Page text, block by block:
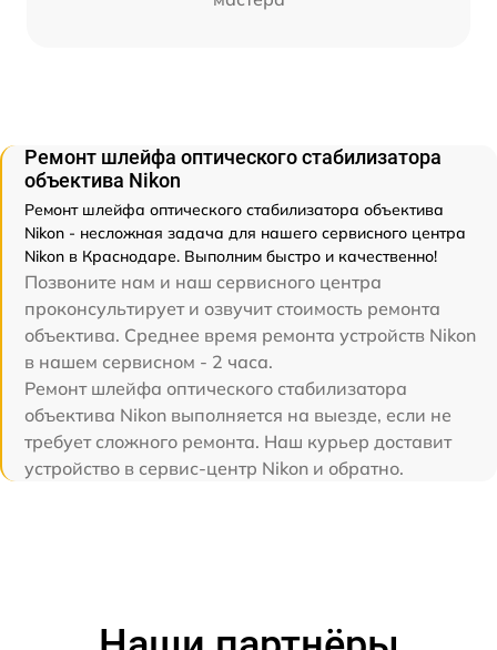
Ремонт шлейфа оптического стабилизатора
объектива Nikon
Ремонт шлейфа оптического стабилизатора объектива
Nikon - несложная задача для нашего сервисного центра
Nikon в Краснодаре. Выполним быстро и качественно!
Позвоните нам и наш сервисного центра
проконсультирует и озвучит стоимость ремонта
объектива. Среднее время ремонта устройств Nikon
в нашем сервисном - 2 часа.
Ремонт шлейфа оптического стабилизатора
объектива Nikon выполняется на выезде, если не
требует сложного ремонта. Наш курьер доставит
устройство в сервис-центр Nikon и обратно.